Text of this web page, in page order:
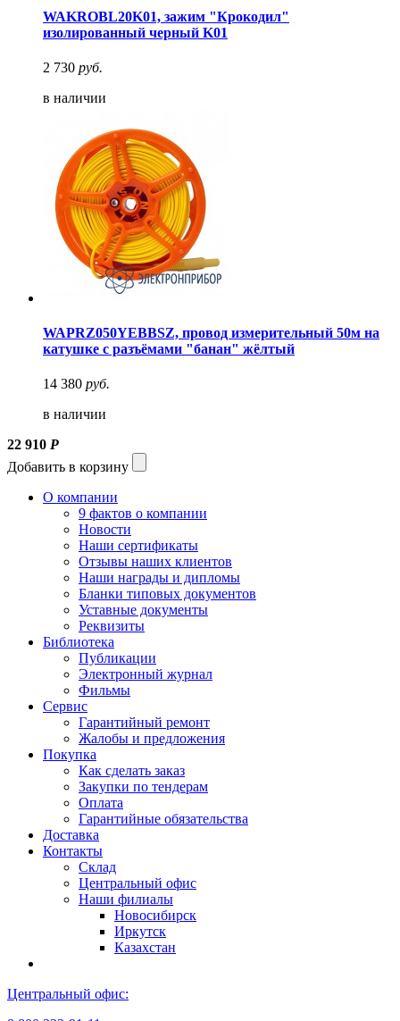
WAKROBL20K01, зажим "Крокодил"
изолированный черный K01
2 730 руб.
в наличии
WAPRZ050YEBBSZ, провод измерительный 50м на
катушке с разъёмами "банан" жёлтый
14 380 руб.
в наличии
22 910 Р
Добавить в корзину
О компании
9 фактов о компании
Новости
Наши сертификаты
Отзывы наших клиентов
Наши награды и дипломы
Бланки типовых документов
Уставные документы
Реквизиты
Библиотека
Публикации
Электронный журнал
Фильмы
Сервис
Гарантийный ремонт
Жалобы и предложения
Покупка
Как сделать заказ
Закупки по тендерам
Оплата
Гарантийные обязательства
Доставка
Контакты
Склад
Центральный офис
Наши филиалы
Новосибирск
Иркутск
Казахстан
Центральный офис: